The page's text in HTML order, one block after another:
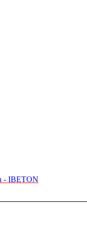
- IBETON